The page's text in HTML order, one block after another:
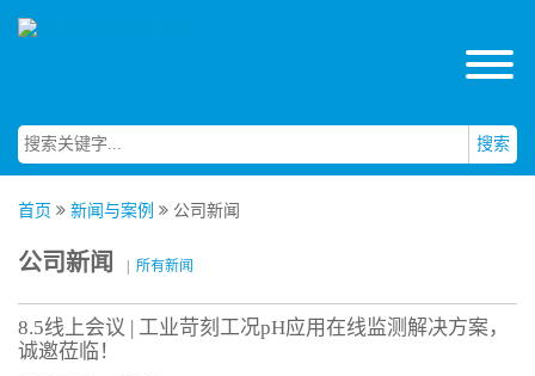
搜索
首页 新闻与案例 公司新闻
公司新闻 所有新闻
8.5线上会议 | 工业苛刻工况pH应用在线监测解决方案，
诚邀莅临！